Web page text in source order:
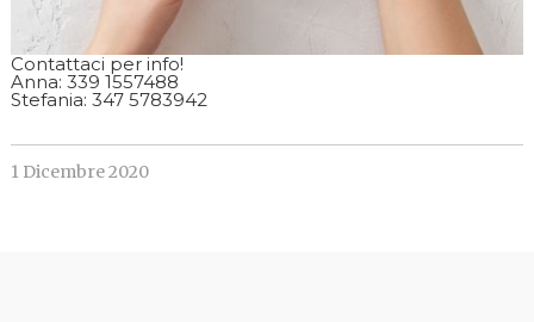
Contattaci per info!
Anna: 339 1557488
Stefania: 347 5783942
1 Dicembre 2020